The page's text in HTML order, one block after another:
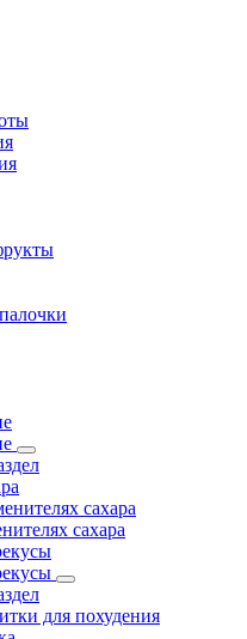
сахара
сахара
для похудения